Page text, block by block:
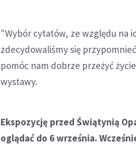
"Wybór cytatów, ze względu na
zdecydowaliśmy się
pomóc nam dobrze przeżyć
wystawy.
Ekspozycję przed Świątynią
oglądać do 6 września.